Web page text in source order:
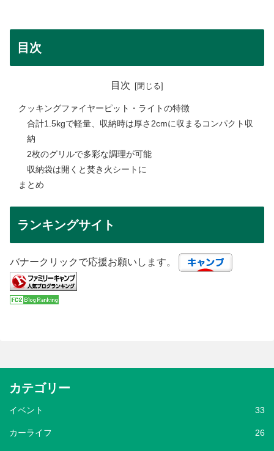
目次
目次
クッキングファイヤーピット・ライトの特徴
合計1.5kgで軽量、収納時は厚さ2cmに収まるコンパクト収
納
2枚のグリルで多彩な調理が可能
収納袋は開くと焚き火シートに
まとめ
ランキングサイト
バナークリックで応援お願いします。
カテゴリー
イベント 33
カーライフ 26